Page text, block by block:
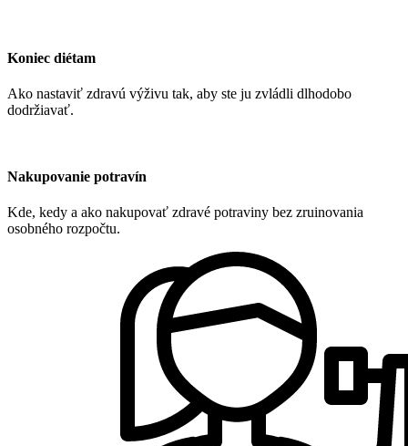
Koniec diétam
Ako nastaviť zdravú výživu tak, aby ste ju zvládli dlhodobo
dodržiavať.
Nakupovanie potravín
Kde, kedy a ako nakupovať zdravé potraviny bez zruinovania
osobného rozpočtu.